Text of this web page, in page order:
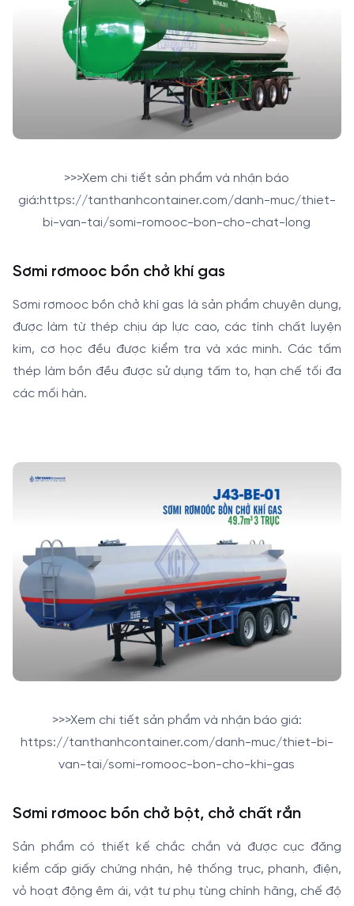
>>>Xem chi tiết sản phẩm và nhận báo
giá:https://tanthanhcontainer.com/danh-muc/thiet-
bi-van-tai/somi-romooc-bon-cho-chat-long
Sơmi rơmooc bồn chở khí gas
Sơmi rơmooc bồn chở khí gas là sản phẩm chuyên dụng,
được làm từ thép chịu áp lực cao, các tính chất luyện
kim, cơ học đều được kiểm tra và xác minh. Các tấm
thép làm bồn đều được sử dụng tấm to, hạn chế tối đa
các mối hàn.
>>>Xem chi tiết sản phẩm và nhận báo giá:
https://tanthanhcontainer.com/danh-muc/thiet-bi-
van-tai/somi-romooc-bon-cho-khi-gas
Sơmi rơmooc bồn chở bột, chở chất rắn
Sản phẩm có thiết kế chắc chắn và được cục đăng
kiểm cấp giấy chứng nhận, hệ thống trục, phanh, điện,
vỏ hoạt động êm ái, vật tư phụ tùng chính hãng, chế độ